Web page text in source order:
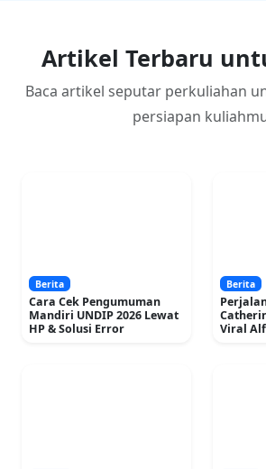
Artikel Terbaru
Baca artikel seputar perkuliahan
persiapan
Berita
Cara Cek Pengumuman
Mandiri UNDIP 2026 Lewat
HP & Solusi Error
Berita
Viral